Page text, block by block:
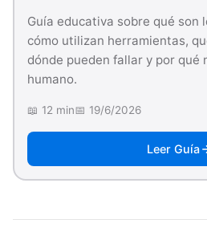
Guía educativa sobre qué son
cómo utilizan herramientas,
dónde pueden fallar y por qué
humano.
📖 12 min📅 19/6/2026
Leer Guía